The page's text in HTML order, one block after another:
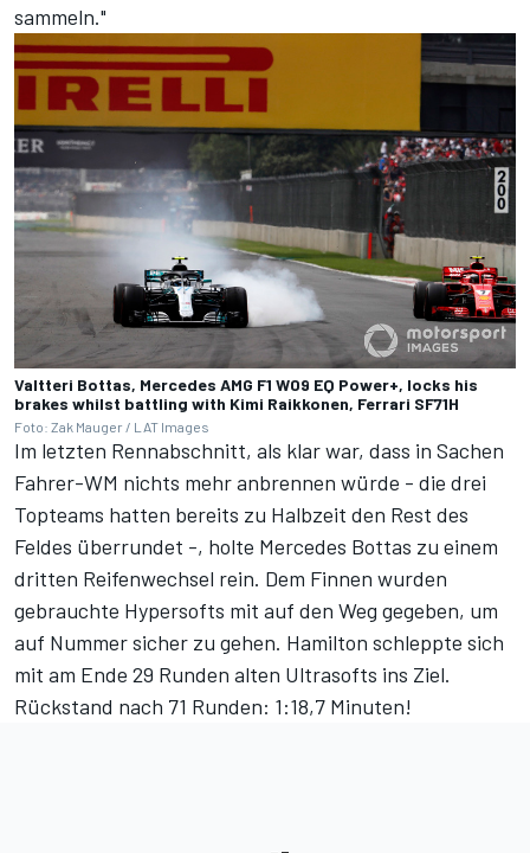
sammeln."
Valtteri Bottas, Mercedes AMG F1 W09 EQ Power+, locks his
brakes whilst battling with Kimi Raikkonen, Ferrari SF71H
Foto: Zak Mauger / LAT Images
Im letzten Rennabschnitt, als klar war, dass in Sachen
Fahrer-WM nichts mehr anbrennen würde - die drei
Topteams hatten bereits zu Halbzeit den Rest des
Feldes überrundet -, holte Mercedes Bottas zu einem
dritten Reifenwechsel rein. Dem Finnen wurden
gebrauchte Hypersofts mit auf den Weg gegeben, um
auf Nummer sicher zu gehen. Hamilton schleppte sich
mit am Ende 29 Runden alten Ultrasofts ins Ziel.
Rückstand nach 71 Runden: 1:18,7 Minuten!